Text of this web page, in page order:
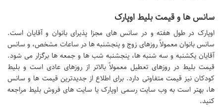
سانس ها و قیمت بلیط اوپارک
اوپارک در طول هفته و در سانس های مجزا پذیرای بانوان و آقایان است.
سانس بانوان معمولاً روزهای زوج و پنجشنبه ها در ساعات مشخص، و سانس
آقایان یکشنبه و سه شنبه ها، پنجشنبه شب ها و جمعه ها برگزار می شود.
قیمت بلیط در روزهای تعطیل معمولاً بالاتر از روزهای عادی است و بلیط
کودکان نیز قیمت متفاوتی دارد. برای اطلاع از جدیدترین قیمت ها و سانس
ها، بهتر است به وب سایت رسمی اوپارک یا سایت های فروش بلیط مراجعه
کنید.